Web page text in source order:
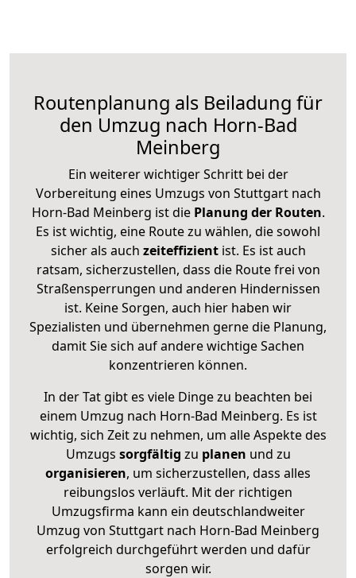
Routenplanung als Beiladung für
den Umzug nach Horn-Bad
Meinberg
Ein weiterer wichtiger Schritt bei der
Vorbereitung eines Umzugs von Stuttgart nach
Horn-Bad Meinberg ist diePlanung der Routen.
Es ist wichtig, eine Route zu wählen, die sowohl
sicher als auch zeiteffizientist. Es ist auch
ratsam, sicherzustellen, dass die Route frei von
Straßensperrungen und anderen Hindernissen
ist. Keine Sorgen, auch hier haben wir
Spezialisten und übernehmen gerne die Planung,
damit Sie sich auf andere wichtige Sachen
konzentrieren können.
In der Tat gibt es viele Dinge zu beachten bei
einem Umzug nach Horn-Bad Meinberg. Es ist
wichtig, sich Zeit zu nehmen, um alle Aspekte des
Umzugs sorgfältig zu planen und zu
organisieren, um sicherzustellen, dass alles
reibungslos verläuft. Mit der richtigen
Umzugsfirma kann ein deutschlandweiter
Umzug von Stuttgart nach Horn-Bad Meinberg
erfolgreich durchgeführt werden und dafür
sorgen wir.